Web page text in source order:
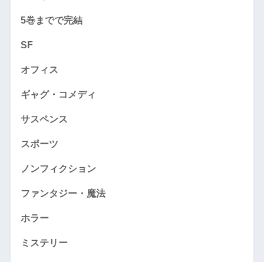
5巻までで完結
SF
オフィス
ギャグ・コメディ
サスペンス
スポーツ
ノンフィクション
ファンタジー・魔法
ホラー
ミステリー